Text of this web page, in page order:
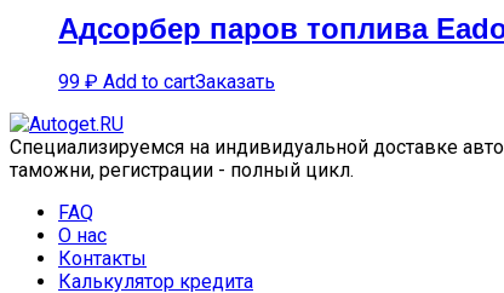
Адсорбер паров топлива
99 ₽ Add to cartЗаказать
Специализируемся на индивидуальной доставке
таможни, регистрации - полный цикл.
FAQ
О нас
Контакты
Калькулятор кредита